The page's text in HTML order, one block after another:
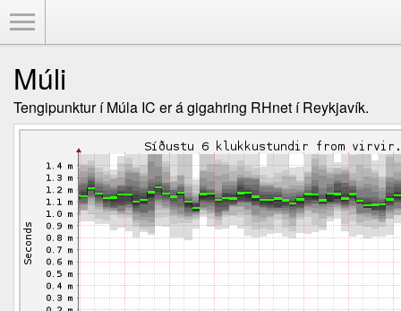
Múli
Tengipunktur í Múla IC er á gigahring RHnet í Reykjavík.